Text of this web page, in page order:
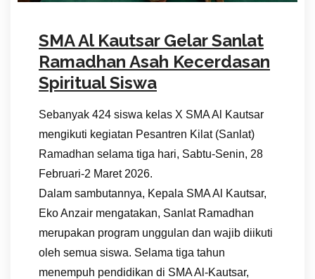
SMA Al Kautsar Gelar Sanlat
Ramadhan Asah Kecerdasan
Spiritual Siswa
Sebanyak 424 siswa kelas X SMA Al Kautsar
mengikuti kegiatan Pesantren Kilat (Sanlat)
Ramadhan selama tiga hari, Sabtu-Senin, 28
Februari-2 Maret 2026.
Dalam sambutannya, Kepala SMA Al Kautsar,
Eko Anzair mengatakan, Sanlat Ramadhan
merupakan program unggulan dan wajib diikuti
oleh semua siswa. Selama tiga tahun
menempuh pendidikan di SMA Al-Kautsar,